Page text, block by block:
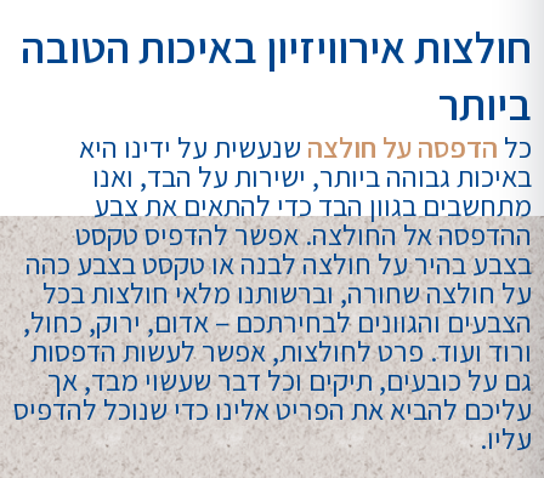
חולצות אירוויזיון באיכות הטובה
ביותר
כל הדפסה על חולצה שנעשית על ידינו היא
באיכות גבוהה ביותר, ישירות על הבד, ואנו
מתחשבים בגוון הבד כדי להתאים את צבע
ההדפסה אל החולצה. אפשר להדפיס טקסט
בצבע בהיר על חולצה לבנה או טקסט בצבע כהה
על חולצה שחורה, וברשותנו מלאי חולצות בכל
הצבעים והגוונים לבחירתכם – אדום, ירוק, כחול,
ורוד ועוד. פרט לחולצות, אפשר לעשות הדפסות
גם על כובעים, תיקים וכל דבר שעשוי מבד, אך
עליכם להביא את הפריט אלינו כדי שנוכל להדפיס
עליו.